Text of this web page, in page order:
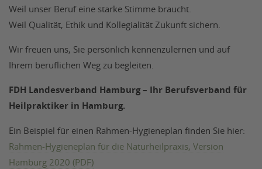
Weil unser Beruf eine starke Stimme braucht.
Weil Qualität, Ethik und Kollegialität Zukunft sichern.
Wir freuen uns, Sie persönlich kennenzulernen und auf
Ihrem beruflichen Weg zu begleiten.
FDH Landesverband Hamburg – Ihr Berufsverband für
Heilpraktiker in Hamburg.
Ein Beispiel für einen Rahmen-Hygieneplan finden Sie hier:
Rahmen-Hygieneplan für die Naturheilpraxis, Version
Hamburg 2020 (PDF)